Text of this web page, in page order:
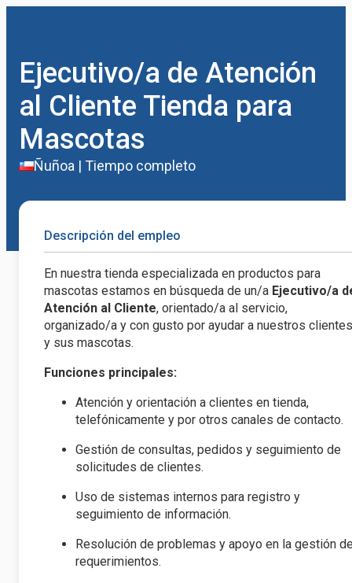
Ejecutivo/a de Atención
al Cliente Tienda para
Mascotas
Ñuñoa | Tiempo completo
Descripción del empleo
En nuestra tienda especializada en productos para
mascotas estamos en búsqueda de un/a Ejecutivo/a
Atención al Cliente, orientado/a al servicio,
organizado/a y con gusto por ayudar a nuestros clientes
y sus mascotas.
Funciones principales:
Atención y orientación a clientes en tienda,
telefónicamente y por otros canales de contacto.
Gestión de consultas, pedidos y seguimiento de
solicitudes de clientes.
Uso de sistemas internos para registro y
seguimiento de información.
Resolución de problemas y apoyo en la gestión
requerimientos.